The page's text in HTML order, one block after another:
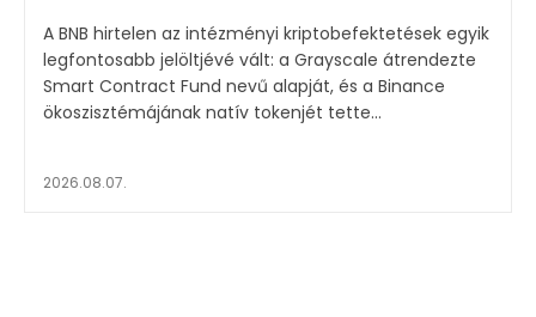
A BNB hirtelen az intézményi kriptobefektetések egyik
legfontosabb jelöltjévé vált: a Grayscale átrendezte
Smart Contract Fund nevű alapját, és a Binance
ökoszisztémájának natív tokenjét tette...
2026.08.07.